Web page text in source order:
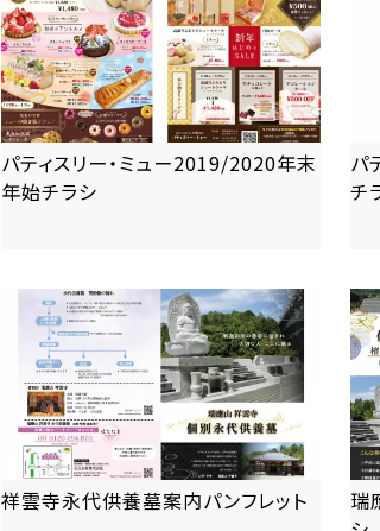
パティスリー・ミュー2019/2020年末
年始チラシ
パ
チ
祥雲寺永代供養墓案内パンフレット
瑞